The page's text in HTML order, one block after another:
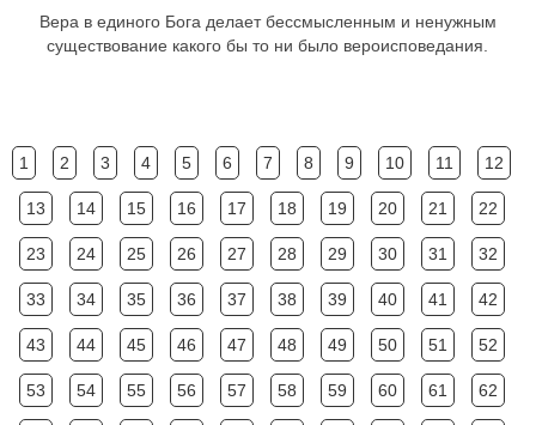
Вера в единого Бога делает бессмысленным и ненужным
существование какого бы то ни было вероисповедания.
1 2 3 4 5 6 7 8 9 10 11 12
13 14 15 16 17 18 19 20 21 22
23 24 25 26 27 28 29 30 31 32
33 34 35 36 37 38 39 40 41 42
43 44 45 46 47 48 49 50 51 52
53 54 55 56 57 58 59 60 61 62